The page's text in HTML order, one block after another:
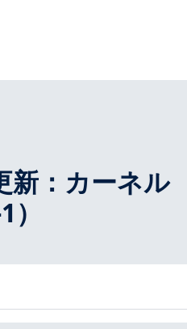
新：カーネル